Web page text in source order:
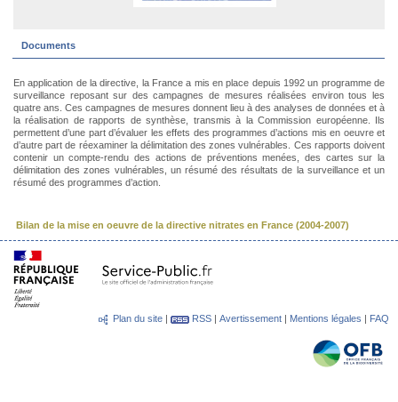
Documents
En application de la directive, la France a mis en place depuis 1992 un programme de
surveillance reposant sur des campagnes de mesures réalisées environ tous les
quatre ans. Ces campagnes de mesures donnent lieu à des analyses de données et à
la réalisation de rapports de synthèse, transmis à la Commission européenne. Ils
permettent d’une part d’évaluer les effets des programmes d’actions mis en oeuvre et
d’autre part de réexaminer la délimitation des zones vulnérables. Ces rapports doivent
contenir un compte-rendu des actions de préventions menées, des cartes sur la
délimitation des zones vulnérables, un résumé des résultats de la surveillance et un
résumé des programmes d’action.
Bilan de la mise en oeuvre de la directive nitrates en France (2004-2007)
FAQ
Mentions légales |
Avertissement |
RSS |
Plan du site |